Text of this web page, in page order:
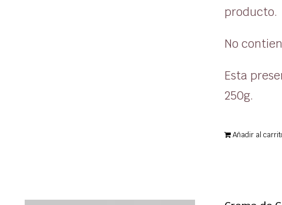
producto.
No
Esta
250g.
Añadir al